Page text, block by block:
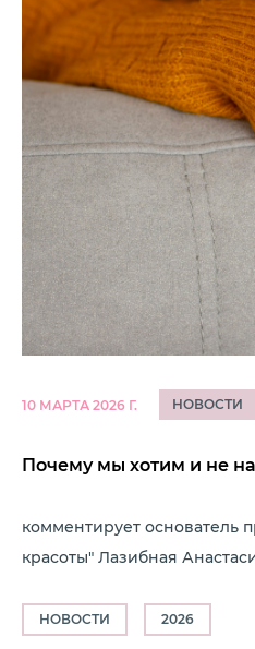
10 МАРТА 2026 Г. НОВОСТИ
Почему мы хотим и не
комментирует основатель
красоты" Лазибная
НОВОСТИ 2026